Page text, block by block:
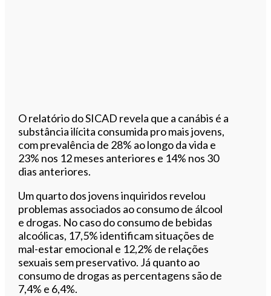
O relatório do SICAD revela que a canábis é a
substância ilícita consumida pro mais jovens,
com prevalência de 28% ao longo da vida e
23% nos 12 meses anteriores e 14% nos 30
dias anteriores.
Um quarto dos jovens inquiridos revelou
problemas associados ao consumo de álcool
e drogas. No caso do consumo de bebidas
alcoólicas, 17,5% identificam situações de
mal-estar emocional e 12,2% de relações
sexuais sem preservativo. Já quanto ao
consumo de drogas as percentagens são de
7,4% e 6,4%.